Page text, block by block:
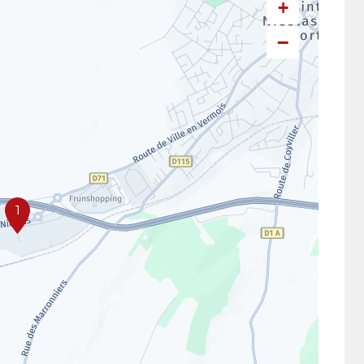
1
+
−